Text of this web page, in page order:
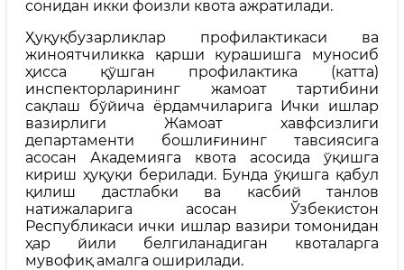
сонидан икки фоизли квота ажратилади.
Ҳуқуқбузарликлар профилактикаси ва
жиноятчиликка қарши курашишга муносиб
ҳисса қўшган профилактика (катта)
инспекторларининг жамоат тартибини
сақлаш бўйича ёрдамчиларига Ички ишлар
вазирлиги Жамоат хавфсизлиги
департаменти бошлиғининг тавсиясига
асосан Академияга квота асосида ўқишга
кириш ҳуқуқи берилади. Бунда ўқишга қабул
қилиш дастлабки ва касбий танлов
натижаларига асосан Ўзбекистон
Республикаси ички ишлар вазири томонидан
ҳар йили белгиланадиган квоталарга
мувофиқ амалга оширилади.